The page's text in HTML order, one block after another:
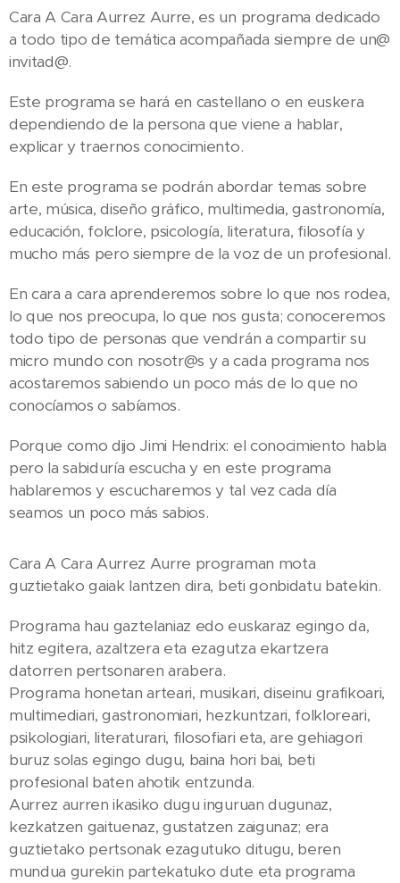
Cara A Cara Aurrez Aurre, es un programa dedicado
a todo tipo de temática acompañada siempre de un@
invitad@.
Este programa se hará en castellano o en euskera
dependiendo de la persona que viene a hablar,
explicar y traernos conocimiento.
En este programa se podrán abordar temas sobre
arte, música, diseño gráfico, multimedia, gastronomía,
educación, folclore, psicología, literatura, filosofía y
mucho más pero siempre de la voz de un profesional.
En cara a cara aprenderemos sobre lo que nos rodea,
lo que nos preocupa, lo que nos gusta; conoceremos
todo tipo de personas que vendrán a compartir su
micro mundo con nosotr@s y a cada programa nos
acostaremos sabiendo un poco más de lo que no
conocíamos o sabíamos.
Porque como dijo Jimi Hendrix: el conocimiento habla
pero la sabiduría escucha y en este programa
hablaremos y escucharemos y tal vez cada día
seamos un poco más sabios.
Cara A Cara Aurrez Aurre programan mota
guztietako gaiak lantzen dira, beti gonbidatu batekin.
Programa hau gaztelaniaz edo euskaraz egingo da,
hitz egitera, azaltzera eta ezagutza ekartzera
datorren pertsonaren arabera.
Programa honetan arteari, musikari, diseinu grafikoari,
multimediari, gastronomiari, hezkuntzari, folkloreari,
psikologiari, literaturari, filosofiari eta, are gehiagori
buruz solas egingo dugu, baina hori bai, beti
profesional baten ahotik entzunda.
Aurrez aurren ikasiko dugu inguruan dugunaz,
kezkatzen gaituenaz, gustatzen zaigunaz; era
guztietako pertsonak ezagutuko ditugu, beren
mundua gurekin partekatuko dute eta programa